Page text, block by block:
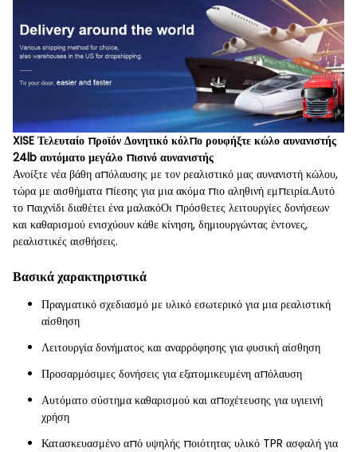
XISE Τελευταίο προϊόν Δονητικό κόλπο ρουφήξτε κώλο αυνανιστής
24lb αυτόματο μεγάλο πισινό αυνανιστής
Ανοίξτε νέα βάθη απόλαυσης με τον ρεαλιστικό μας αυνανιστή κώλου,
τώρα με αισθήματα πίεσης για μια ακόμα πιο αληθινή εμπειρία.Αυτό
το παιχνίδι διαθέτει ένα μαλακόΟι πρόσθετες λειτουργίες δονήσεων
και καθαρισμού ενισχύουν κάθε κίνηση, δημιουργώντας έντονες,
ρεαλιστικές αισθήσεις.
Βασικά χαρακτηριστικά
Πραγματικό σχεδιασμό με υλικό εσωτερικό για μια ρεαλιστική
αίσθηση
Λειτουργία δονήματος και αναρρόφησης για φυσική αίσθηση
Προσαρμόσιμες δονήσεις για εξατομικευμένη απόλαυση
Αυτόματο σύστημα καθαρισμού και αποχέτευσης για υγιεινή
χρήση
Κατασκευασμένο από υψηλής ποιότητας υλικό TPR ασφαλή για